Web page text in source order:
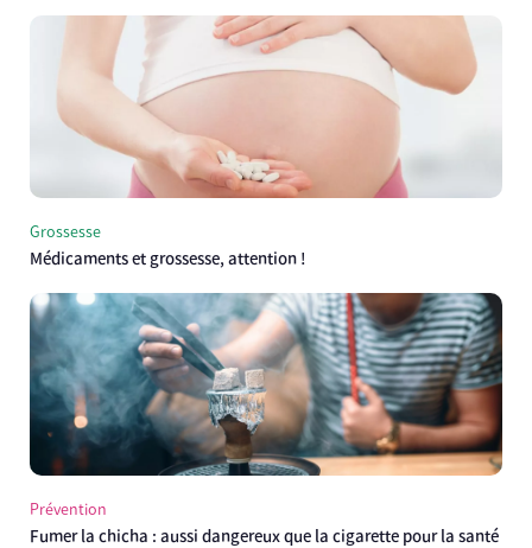
Grossesse
Médicaments et grossesse, attention !
Prévention
Fumer la chicha : aussi dangereux que la cigarette pour la santé